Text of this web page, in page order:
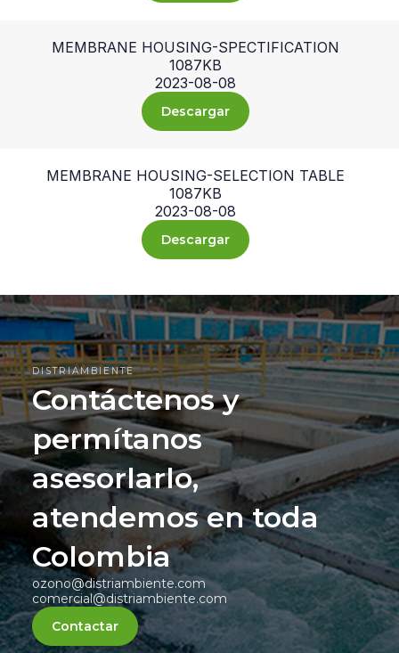
MEMBRANE HOUSING-SPECTIFICATION
1087KB
2023-08-08
Descargar
MEMBRANE HOUSING-SELECTION TABLE
1087KB
2023-08-08
Descargar
DISTRIAMBIENTE
Contáctenos y
permítanos
asesorlarlo,
atendemos en toda
Colombia
ozono@distriambiente.com
comercial@distriambiente.com
Contactar